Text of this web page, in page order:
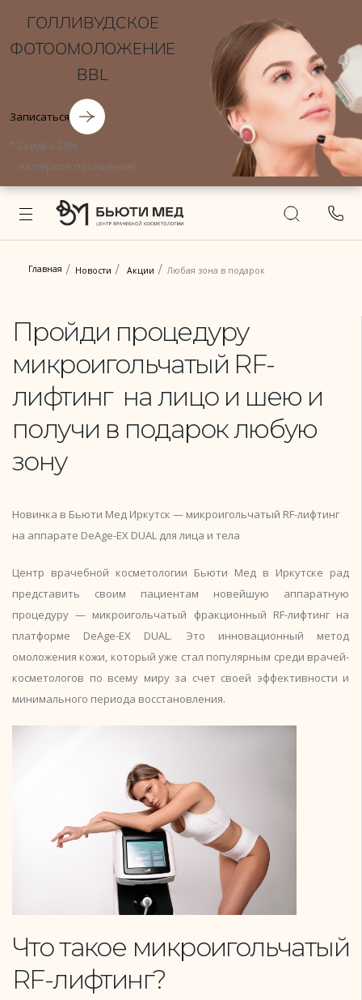
ГОЛЛИВУДСКОЕ
ФОТООМОЛОЖЕНИЕ
BBL
Записаться
* Скидка 20%
на первое посещение!
Главная Новости Акции Любая зона в подарок
Пройди процедуру
микроигольчатый RF-
лифтинг на лицо и шею и
получи в подарок любую
зону
Новинка в Бьюти Мед Иркутск — микроигольчатый RF-лифтинг
на аппарате DeAge-EX DUAL для лица и тела
Центр врачебной косметологии Бьюти Мед в Иркутске рад
представить своим пациентам новейшую аппаратную
процедуру — микроигольчатый фракционный RF-лифтинг на
платформе DeAge-EX DUAL. Это инновационный метод
омоложения кожи, который уже стал популярным среди врачей-
косметологов по всему миру за счет своей эффективности и
минимального периода восстановления.
Что такое микроигольчатый
RF-лифтинг?